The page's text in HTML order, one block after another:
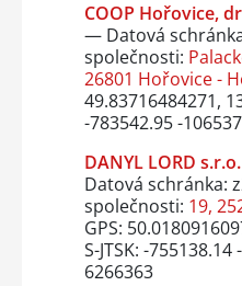
COOP Hořovice,
— Datová
společnosti:
26801 Hořovice -
49.83716484271,
-783542.95 -
DANYL LORD s.r.o.
Datová schránka:
společnosti: 19,
GPS:
S-JTSK: -
6266363